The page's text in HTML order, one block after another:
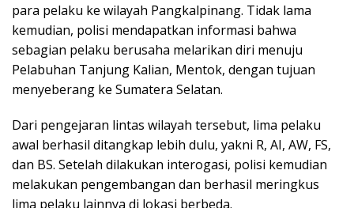
para pelaku ke wilayah Pangkalpinang. Tidak lama
kemudian, polisi mendapatkan informasi bahwa
sebagian pelaku berusaha melarikan diri menuju
Pelabuhan Tanjung Kalian, Mentok, dengan tujuan
menyeberang ke Sumatera Selatan.
Dari pengejaran lintas wilayah tersebut, lima pelaku
awal berhasil ditangkap lebih dulu, yakni R, AI, AW, FS,
dan BS. Setelah dilakukan interogasi, polisi kemudian
melakukan pengembangan dan berhasil meringkus
lima pelaku lainnya di lokasi berbeda.